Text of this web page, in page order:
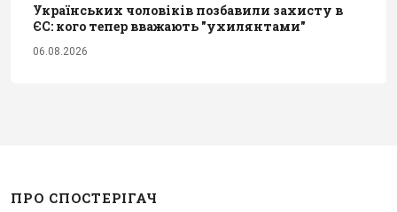
Українських чоловіків позбавили захисту в
ЄС: кого тепер вважають "ухилянтами"
06.08.2026
ПРО СПОСТЕРІГАЧ